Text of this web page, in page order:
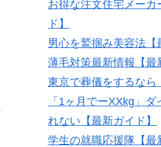
お得な注文住宅メーカ
ド】
男心を鷲掴み美容法【
薄毛対策最新情報【最
東京で葬儀をするなら
「1ヶ月でーXXkg」
れない【最新ガイド】
学生の就職応援隊【最